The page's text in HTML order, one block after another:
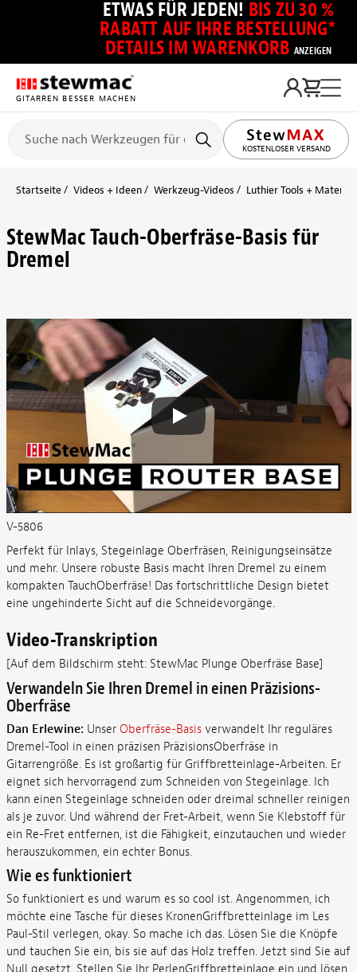
ETWAS FÜR JEDEN! BIS ZU 30 %
RABATT AUF IHRE BESTELLUNG*
DETAILS IM WARENKORB ANZEIGEN
GITARREN BESSER MACHEN
KOSTENLOSER VERSAND
Startseite Videos + Ideen Werkzeug-Videos Luthier Tools +
StewMac Tauch-Oberfräse-Basis für
Dremel
V-5806
Perfekt für Inlays, Stegeinlage Oberfräsen, Reinigungseinsätze
und mehr. Unsere robuste Basis macht Ihren Dremel zu einem
kompakten TauchOberfräse! Das fortschrittliche Design bietet
eine ungehinderte Sicht auf die Schneidevorgänge.
Video-Transkription
[Auf dem Bildschirm steht: StewMac Plunge Oberfräse Base]
Verwandeln Sie Ihren Dremel in einen Präzisions-
Oberfräse
Dan Erlewine: Unser Oberfräse-Basisverwandelt Ihr reguläres
Dremel-Tool in einen präzisen PräzisionsOberfräse in
Gitarrengröße. Es ist großartig für Griffbretteinlage-Arbeiten. Er
eignet sich hervorragend zum Schneiden von Stegeinlage. Ich
kann einen Stegeinlage schneiden oder dreimal schneller reinigen
als je zuvor. Und während der Fret-Arbeit, wenn Sie Klebstoff für
ein Re-Fret entfernen, ist die Fähigkeit, einzutauchen und wieder
herauszukommen, ein echter Bonus.
Wie es funktioniert
So funktioniert es und warum es so cool ist. Angenommen, ich
möchte eine Tasche für dieses KronenGriffbretteinlage im Les
Paul-Stil verlegen, okay. So mache ich das. Lösen Sie die Knöpfe
und tauchen Sie ein, bis sie auf das Holz treffen. Jetzt sind Sie auf